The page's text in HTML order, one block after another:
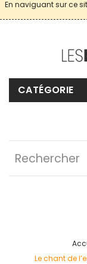
En naviguant sur ce
CATÉGORIE
Le chant de